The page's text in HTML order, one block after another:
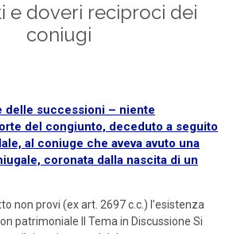
e doveri reciproci dei
coniugi
delle successioni – niente
del congiunto, deceduto a seguito
al coniuge che aveva avuto una
coronata dalla nascita di un
non provi (ex art. 2697 c.c.) l’esistenza
patrimoniale Il Tema in Discussione Si